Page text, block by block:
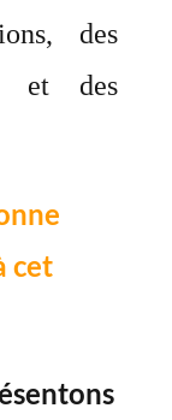
des
et des
cet